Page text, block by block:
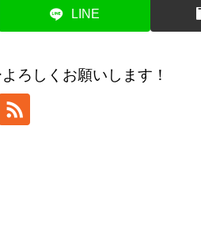
LINE
ろしくお願いします！